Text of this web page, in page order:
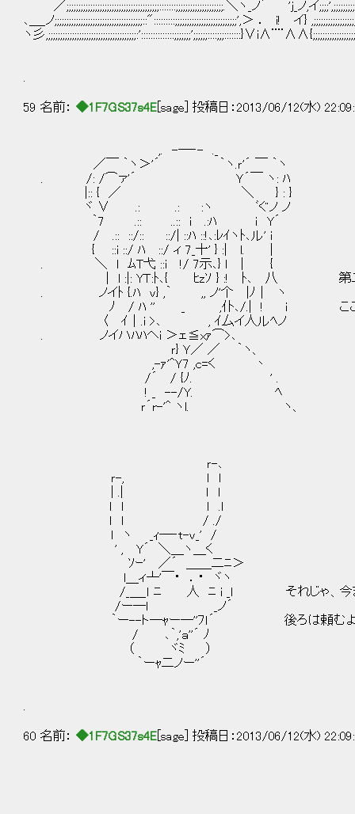
／;;;;;;;;;;;;;;;;;;;;;;;;;;;;;;;;;;;;;;;:::::::;;;;;;;;;;;;;;;;;;;;.＼ヽ_ノ´ 'ｊ_ノ,イ
､＿_ノ;;;;;;;;;;;;;;;;;;;;;;;;;;;;;;;;;;;;;::":::::::::;;;;;;;;;;;;;;;;;;;;;;;;;;',＞ ． i! イ}
ヽ彡
59 名前： ◆1F7GS37s4E [sage] 投稿日：2013/06/12(水)
,. -―‐- ._
／￣ ｀ヽ＞'´ ｀ヽ.ｒ'´ ￣ ｀ヽ
. /: /⌒ァ'´ Ｙ´￣ ヽ: ﾊ
|:: { ／ ＼ } : }
ヾ ∨ .: .: :ヽ ﾞぐノ ノ
｀7 .:: ..:: i .:ﾊ ｉ Y´
/ .:: ::/:: ::/| ::ﾊ ::!､:ﾚｲヽﾄ､ル' i
{ ::i ::/ ﾊ ::/ ィ 7_十' } :| l. |
. ＼ l ﾑT弋 ::i !/ 7示､} l ｜ {
| l :|: YＴ:ﾄ､{ ﾋzｿ } :! ﾄ､ 八 第二ラウ
. ノイﾄ {.ﾊ v} ,｀ ,, ノ'个 |ﾉ｜ ヽ
ﾉ / ﾊ '' _ ,仆､/.| ! i ここからが
〈 ｲ｜.i >､ , ｲ厶イ人ルﾍノ
. ノイハﾊﾊヘi ＞ェ≦xｧ⌒>､
ｒ} Ｙ／ ／ ｀ヽ、
,-ｧ'^Ｙ7 ,c=く 丶
/´ / {ﾉ. ' .
! _ --/Y. ﾍ
ｒ´r-'^ ヽl. ヽ、
ｒ-､
ｒ-, ｌ ｌ
ｌ ｌ / ./
ｌ ヽ _ｨ―‐t-ｖ_' /
' , Y´ ＼＿ヽ＿く
ｿｰ' ／´ ＿＿二ﾆ＞
l＿ィ┴'￣・ ．・ ヾヽ
/_＿_ｌ ﾆ 人 ﾆ i _ｌ それじゃ、今まで
/ー―ｌ _ノ´
｀ー--ト―ｬー―''ﾌｌ´ 後ろは頼むよ、
/ ､｀,'ａ''´ ﾉ
（ ヾﾐ ）
｀ーｬ二ノー''´
60 名前： ◆1F7GS37s4E [sage] 投稿日：2013/06/12(水)